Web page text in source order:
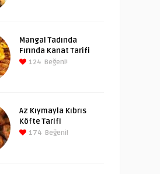
Mangal Tadında
Fırında Kanat Tarifi
124 Beğeni!
Az Kıymayla Kıbrıs
Köfte Tarifi
174 Beğeni!